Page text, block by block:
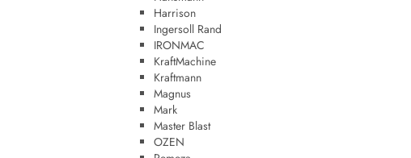
Harrison
Ingersoll Rand
IRONMAC
KraftMachine
Kraftmann
Magnus
Mark
Master Blast
OZEN